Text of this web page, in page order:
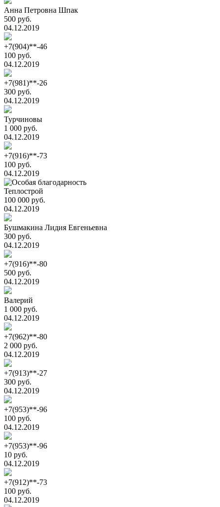
Анна Петровна Шпак
500 руб.
04.12.2019
+7(904)**-46
100 руб.
04.12.2019
+7(981)**-26
300 руб.
04.12.2019
Турчиновы
1 000 руб.
04.12.2019
+7(916)**-73
100 руб.
04.12.2019
Теплострой
100 000 руб.
04.12.2019
Бушмакина Лидия Евгеньевна
300 руб.
04.12.2019
+7(916)**-80
500 руб.
04.12.2019
Валерий
1 000 руб.
04.12.2019
+7(962)**-80
2 000 руб.
04.12.2019
+7(913)**-27
300 руб.
04.12.2019
+7(953)**-96
100 руб.
04.12.2019
+7(953)**-96
10 руб.
04.12.2019
+7(912)**-73
100 руб.
04.12.2019